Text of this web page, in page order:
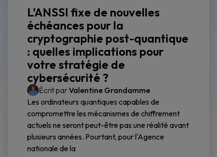
L’ANSSI fixe de nouvelles
échéances pour la
cryptographie post-quantique
: quelles implications pour
votre stratégie de
cybersécurité ?
Écrit parValentine Grandamme
Les ordinateurs quantiques capables de
compromettre les mécanismes de chiffrement
actuels ne seront peut-être pas une réalité avant
plusieurs années. Pourtant, pour l'Agence
nationale de la